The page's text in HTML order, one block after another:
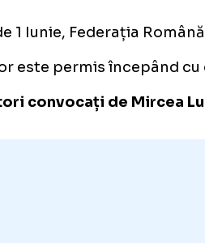
1 Iunie, Federația
este permis începând cu
convocați de Mircea